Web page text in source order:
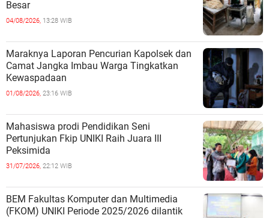
Besar
04/08/2026, 13:28 WIB
Maraknya Laporan Pencurian Kapolsek dan
Camat Jangka Imbau Warga Tingkatkan
Kewaspadaan
01/08/2026, 23:16 WIB
Mahasiswa prodi Pendidikan Seni
Pertunjukan Fkip UNIKI Raih Juara III
Peksimida
31/07/2026, 22:12 WIB
BEM Fakultas Komputer dan Multimedia
(FKOM) UNIKI Periode 2025/2026 dilantik